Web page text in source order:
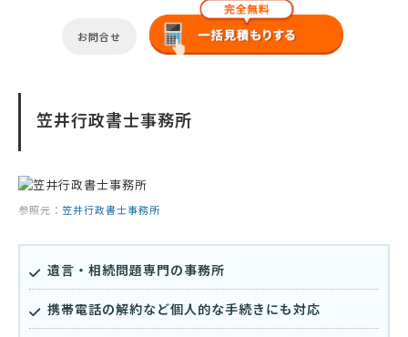
お問合せ
笠井行政書士事務所
参照元： 笠井行政書士事務所
遺言・相続問題専門の事務所
携帯電話の解約など個人的な手続きにも対応